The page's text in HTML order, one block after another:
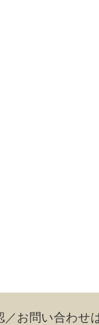
／お問い合わせ